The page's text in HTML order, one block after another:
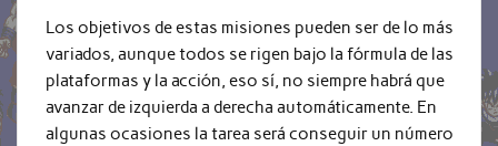
Los objetivos de estas misiones pueden ser de lo más
variados, aunque todos se rigen bajo la fórmula de las
plataformas y la acción, eso sí, no siempre habrá que
avanzar de izquierda a derecha automáticamente. En
algunas ocasiones la tarea será conseguir un número